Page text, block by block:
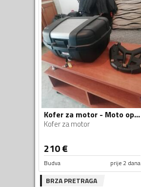
Kofer za motor - Moto oprema
Kofer za motor
210€
Budva prije 2 dana
BRZA PRETRAGA